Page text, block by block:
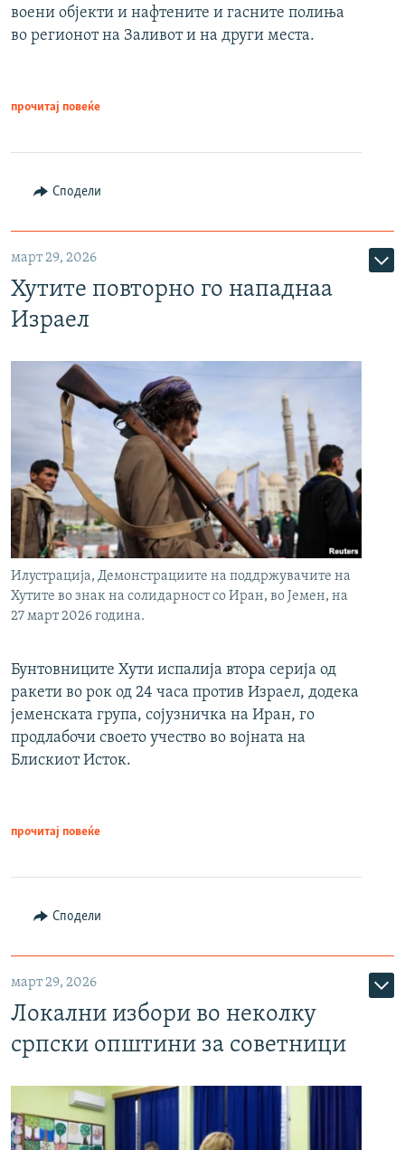
воени објекти и нафтените и гасните полиња
во регионот на Заливот и на други места.
прочитај повеќе
Сподели
март 29, 2026
Хутите повторно го нападнаа
Израел
Илустрација, Демонстрациите на поддржувачите на
Хутите во знак на солидарност со Иран, во Јемен, на
27 март 2026 година.
Бунтовниците Хути испалија втора серија од
ракети во рок од 24 часа против Израел, додека
јеменската група, сојузничка на Иран, го
продлабочи своето учество во војната на
Блискиот Исток.
прочитај повеќе
Сподели
март 29, 2026
Локални избори во неколку
српски општини за советници